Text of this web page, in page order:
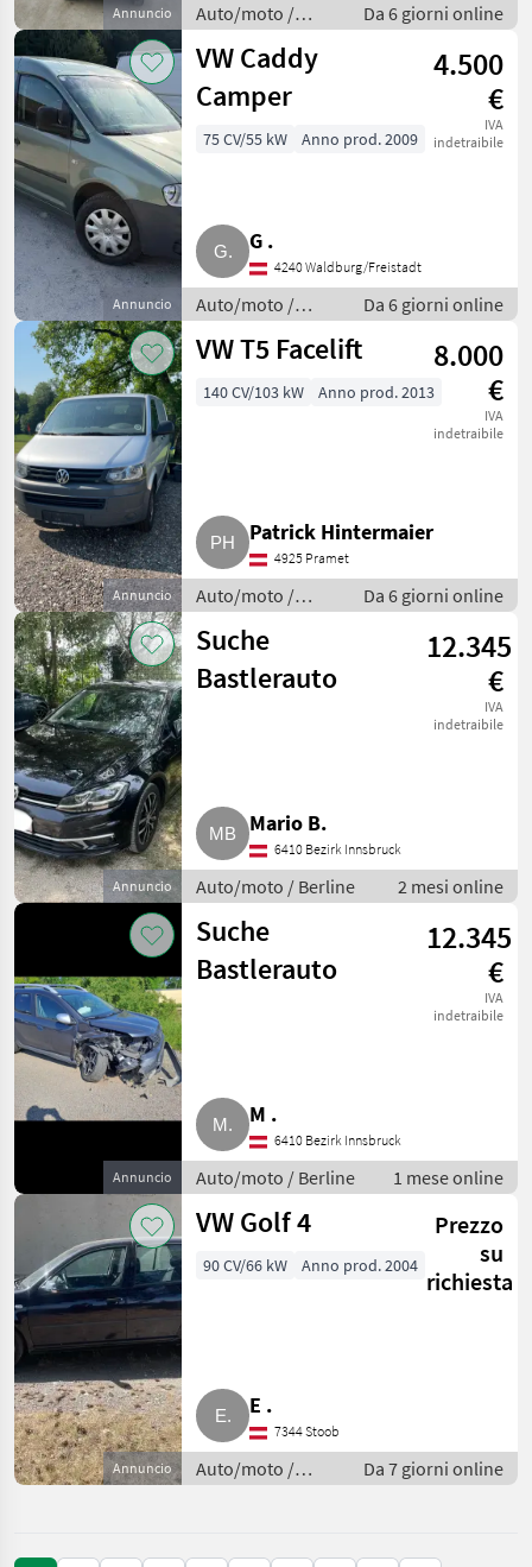
Annuncio
Auto/moto /
Berline
Da 6 giorni online
Annuncio
VW Caddy
Camper
4.500
€
IVA
indetraibile
75 CV/55 kW Anno prod. 2009
G .
4240 Waldburg/Freistadt
Auto/moto /
Berline
Da 6 giorni online
Annuncio
VW T5 Facelift
8.000
€
IVA
indetraibile
140 CV/103 kW Anno prod. 2013
Patrick Hintermaier
4925 Pramet
Auto/moto /
Berline
Da 6 giorni online
Annuncio
Suche
Bastlerauto
12.345
€
IVA
indetraibile
Mario B.
6410 Bezirk Innsbruck
Auto/moto / Berline 2 mesi online
Annuncio
Suche
Bastlerauto
12.345
€
IVA
indetraibile
M .
6410 Bezirk Innsbruck
Auto/moto / Berline 1 mese online
Annuncio
VW Golf 4
Prezzo
su
richiesta
90 CV/66 kW Anno prod. 2004
E .
7344 Stoob
Auto/moto /
Berline
Da 7 giorni online